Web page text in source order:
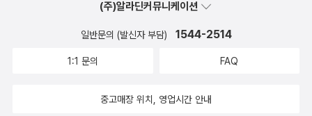
것도 좋겠다는 이야기를 했다. 로빈슨 크루소가 자신이 가진것에 감
평을 너무 한것 같애'라고 이야기를 했다. 너무 정답을 이야기하는것
같아 조금 실망했다. 그래서 무인도에 딱 10가지를 가지고 갈 수 있다
이런것으로 이야기를 하는게 더 솔직한 마음이 나타날것 같았다. 10
어진 것에 감사하는 마음이 부족한 탓이다.​​로빈슨 크루소는 편하게
살수 있었지만젊음의 객기와 호기심으로 무역상이 되었다가 선원이
되었다가 모험가도 되기도 합니다.이런 길고긴 무인도 표류기가 이토
디포는 저널리스트이며 사업가이기도 했고정치활동으로 감옥살이도
(주)알라딘커뮤니케이션
일반문의 (발신자 부담) 1544-2514
1:1 문의 FAQ
중고매장 위치, 영업시간 안내